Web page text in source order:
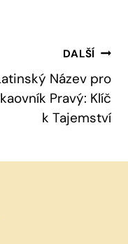
DALŠÍ
Název pro
Pravý: Klíč
k Tajemství